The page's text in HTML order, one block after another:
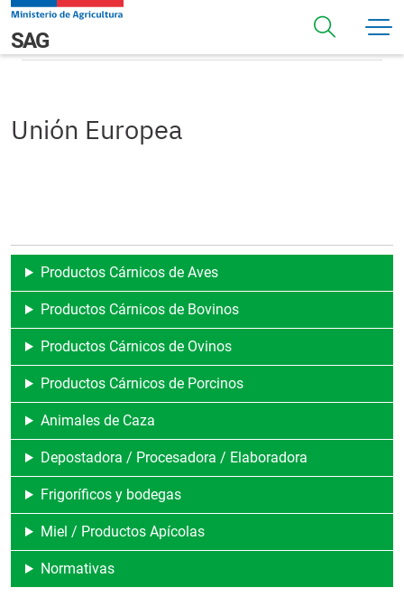
Pasar al contenido principal
Navegación principal
SAGUnión Europea
Unión Europea
Productos Cárnicos de Aves
Productos Cárnicos de Bovinos
Productos Cárnicos de Ovinos
Productos Cárnicos de Porcinos
Animales de Caza
Depostadora / Procesadora / Elaboradora
Frigoríficos y bodegas
Miel / Productos Apícolas
Normativas